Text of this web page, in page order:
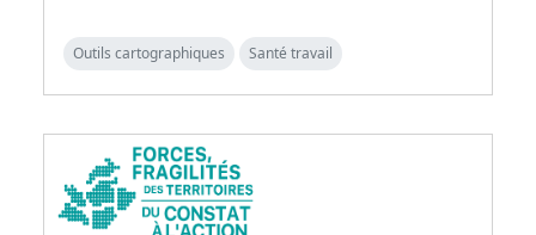
Outils cartographiques Santé travail